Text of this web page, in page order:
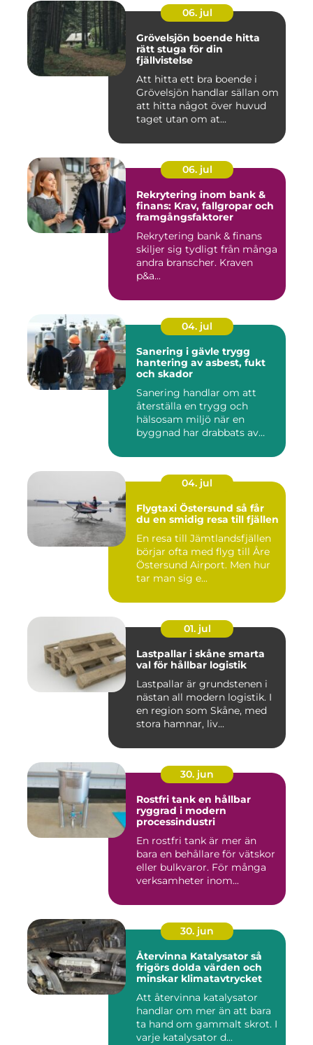
06. jul
Grövelsjön boende hitta
rätt stuga för din
fjällvistelse
Att hitta ett bra boende i
Grövelsjön handlar sällan om
att hitta något över huvud
taget utan om at...
06. jul
Rekrytering inom bank &
finans: Krav, fallgropar och
framgångsfaktorer
Rekrytering bank & finans
skiljer sig tydligt från många
andra branscher. Kraven
p&a...
04. jul
Sanering i gävle trygg
hantering av asbest, fukt
och skador
Sanering handlar om att
återställa en trygg och
hälsosam miljö när en
byggnad har drabbats av
04. jul
Flygtaxi Östersund så får
du en smidig resa till fjällen
En resa till Jämtlandsfjällen
börjar ofta med flyg till Åre
Östersund Airport. Men hur
tar man sig e...
01. jul
Lastpallar i skåne smarta
val för hållbar logistik
Lastpallar är grundstenen i
nästan all modern logistik. I
en region som Skåne, med
stora hamnar, liv...
30. jun
Rostfri tank en hållbar
ryggrad i modern
processindustri
En rostfri tank är mer än
bara en behållare för vätskor
eller bulkvaror. För många
verksamheter inom...
30. jun
Återvinna Katalysator så
frigörs dolda värden och
minskar klimatavtrycket
Att återvinna katalysator
handlar om mer än att bara
ta hand om gammalt skrot. I
varje katalysator d...